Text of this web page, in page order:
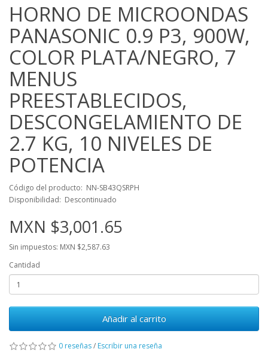
HORNO DE MICROONDAS
PANASONIC 0.9 P3, 900W,
COLOR PLATA/NEGRO, 7
MENUS
PREESTABLECIDOS,
DESCONGELAMIENTO DE
2.7 KG, 10 NIVELES DE
POTENCIA
Código del producto: NN-SB43QSRPH
Disponibilidad: Descontinuado
MXN $3,001.65
Sin impuestos: MXN $2,587.63
Cantidad
Añadir al carrito
0 reseñas/ Escribir una reseña